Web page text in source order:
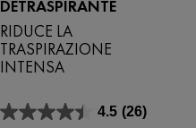
DETRASPIRANTE
RIDUCE LA
TRASPIRAZIONE
INTENSA
4.5 (26)
4.5